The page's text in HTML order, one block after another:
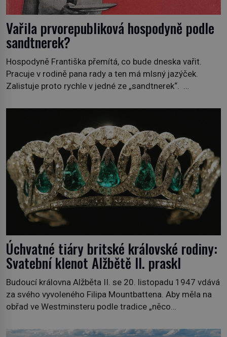
Vařila prvorepubliková hospodyně podle
sandtnerek?
Hospodyně Františka přemítá, co bude dneska vařit.
Pracuje v rodině pana rady a ten má mlsný jazýček.
Zalistuje proto rychle v jedné ze „sandtnerek“.
povzdechne si směrem ke služce, kterou má v kuchyni k
ruce. Ještě v prvních letech nové republiky fungoval kvůli
nedostatku zboží přídělový systém. […]
Úchvatné tiáry britské královské rodiny:
Svatební klenot Alžbětě II. praskl
Budoucí královna Alžběta II. se 20. listopadu 1947 vdává
za svého vyvoleného Filipa Mountbattena. Aby měla na
obřad ve Westminsteru podle tradice „něco
soukromé kolekce – diamantovou tiáru královny Marie.